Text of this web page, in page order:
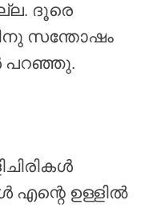
ദൂരെ
സന്തോഷം
പറഞ്ഞു.
ഉള്ളിൽ